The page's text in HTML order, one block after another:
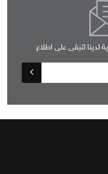
لدينا لتبقى على اطلاع